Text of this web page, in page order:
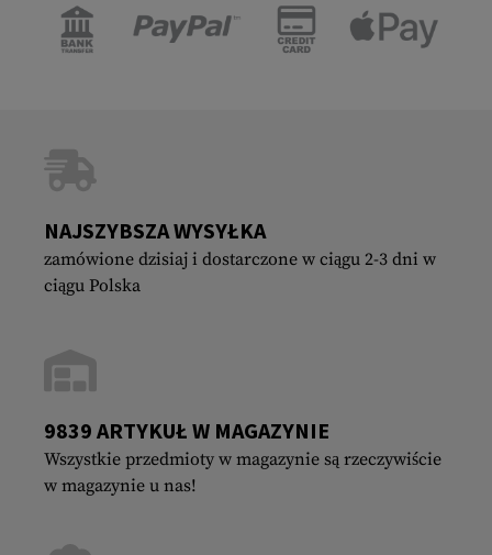
NAJSZYBSZA WYSYŁKA
zamówione dzisiaj i dostarczone w ciągu 2-3 dni w
ciągu Polska
9839 ARTYKUŁ W MAGAZYNIE
Wszystkie przedmioty w magazynie są rzeczywiście
w magazynie u nas!